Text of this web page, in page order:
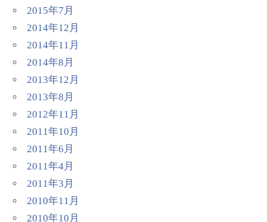
2015年7月
2014年12月
2014年11月
2014年8月
2013年12月
2013年8月
2012年11月
2011年10月
2011年6月
2011年4月
2011年3月
2010年11月
2010年10月